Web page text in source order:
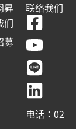
昇
们
募
联络我们
F
a
c
e
b
o
Y
o
u
t
u
b
L
i
n
e
L
i
n
k
e
d
电话：02